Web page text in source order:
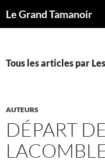
Le Grand Tamanoir
Tous les articles par
AUTEURS
DÉPART